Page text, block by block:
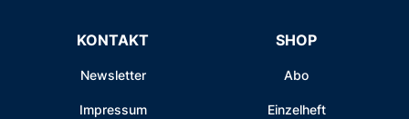
KONTAKT
Newsletter
Impressum
SHOP
Abo
Einzelheft